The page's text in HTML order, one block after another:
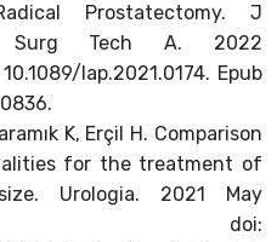
Prostatectomy. J
Surg Tech A. 2022
lap.2021.0174. Epub
K, Erçil H. Comparison
for the treatment of
Urologia. 2021 May
doi: